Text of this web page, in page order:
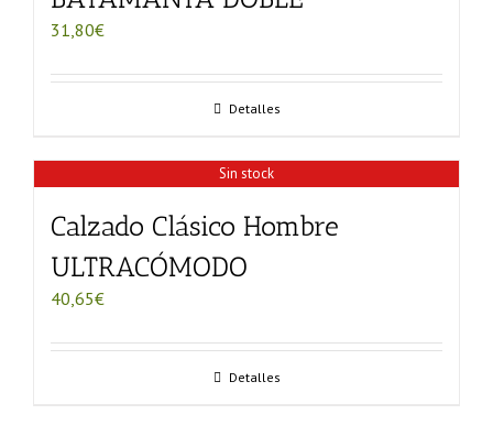
31,80€
Detalles
Sin stock
Calzado Clásico Hombre
ULTRACÓMODO
40,65€
Detalles